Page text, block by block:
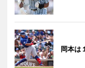
岡本は